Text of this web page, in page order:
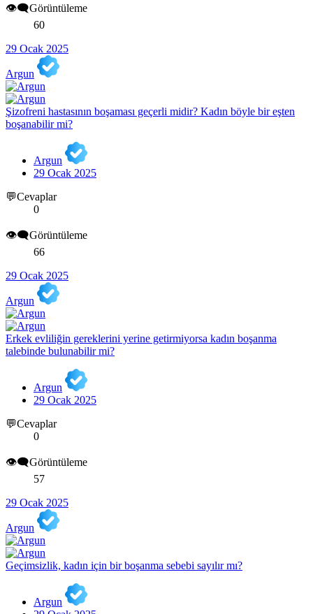
👁️‍🗨️Görüntüleme
60
29 Ocak 2025
Argun
Şizofreni hastasının boşaması geçerli midir? Kadın böyle bir eşten
boşanabilir mi?
Argun
29 Ocak 2025
💬Cevaplar
0
👁️‍🗨️Görüntüleme
66
29 Ocak 2025
Argun
Erkek evliliğin gereklerini yerine getirmiyorsa kadın boşanma
talebinde bulunabilir mi?
Argun
29 Ocak 2025
💬Cevaplar
0
👁️‍🗨️Görüntüleme
57
29 Ocak 2025
Argun
Geçimsizlik, kadın için bir boşanma sebebi sayılır mı?
Argun